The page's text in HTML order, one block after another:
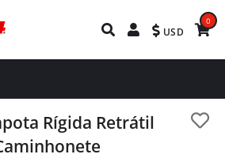
USD
0
Rígida Retrátil